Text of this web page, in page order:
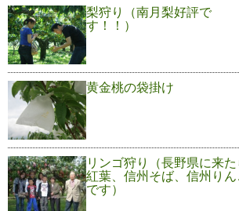
梨狩り（南月梨好評で
す！！）
黄金桃の袋掛け
リンゴ狩り（長野県に来た
紅葉、信州そば、信州りん
です）